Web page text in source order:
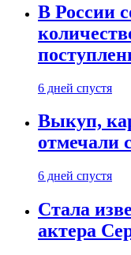
В России
6 дней спустя
Выкуп,
отмечали
6 дней спустя
Стала
актера